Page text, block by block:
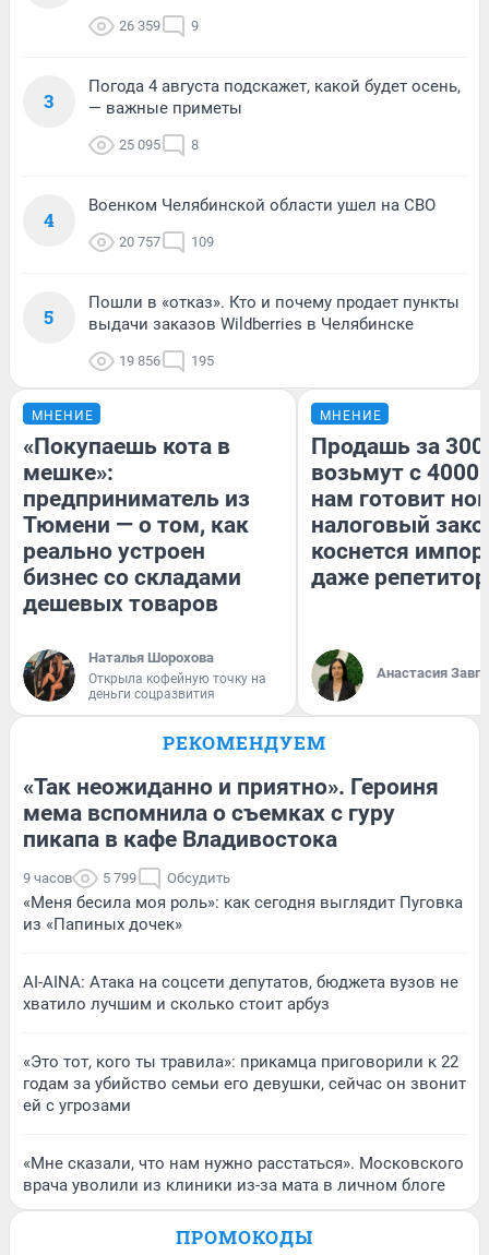
26 359 9
3
Погода 4 августа подскажет, какой будет осень,
— важные приметы
25 095 8
4
Военком Челябинской области ушел на СВО
20 757 109
5
Пошли в «отказ». Кто и почему продает пункты
выдачи заказов Wildberries в Челябинске
19 856 195
МНЕНИЕ
«Покупаешь кота в
мешке»:
предприниматель из
Тюмени — о том, как
реально устроен
бизнес со складами
дешевых товаров
Наталья Шорохова
Открыла кофейную точку на
деньги соцразвития
МНЕНИЕ
Продашь за
возьмут с
нам готовит
налоговый
коснется
даже
Анастасия
РЕКОМЕНДУЕМ
«Так неожиданно и приятно». Героиня
мема вспомнила о съемках с гуру
пикапа в кафе Владивостока
9 часов 5 799 Обсудить
«Меня бесила моя роль»: как сегодня выглядит Пуговка
из «Папиных дочек»
AI-AINA: Атака на соцсети депутатов, бюджета вузов не
хватило лучшим и сколько стоит арбуз
«Это тот, кого ты травила»: прикамца приговорили к 22
годам за убийство семьи его девушки, сейчас он звонит
ей с угрозами
«Мне сказали, что нам нужно расстаться». Московского
врача уволили из клиники из-за мата в личном блоге
ПРОМОКОДЫ